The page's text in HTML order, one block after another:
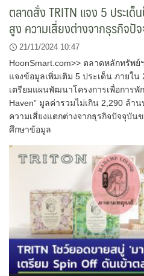
ตลาดสั่ง TRITN แจง 5 ประเ
สูง ความเสี่ยงต่างจากธุรกิจปั
21/11/2024 10:47
HoonSmart.com>> ตลาดหลักทรัพย์
แจงข้อมูลเพิ่มเติม 5 ประเด็น ภายใ
เตรียมแผนพัฒนาโครงการเพื่อการ
Haven” มูลค่ารวมไม่เกิน 2,290 ล้า
ความเสี่ยงแตกต่างจากธุรกิจปัจจุบัน
ศึกษาข้อมูล